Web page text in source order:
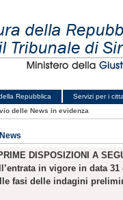
Repubblica Servizi per i
delle News in evidenza
DISPOSIZIONI A
in vigore in data
fasi delle indagini